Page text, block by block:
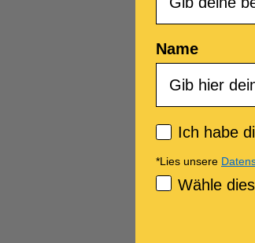
Name
Privacy
Ich habe
*Lies unsere
Consenso
Wähle